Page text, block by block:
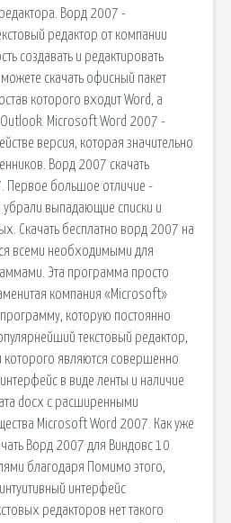
Ворд 2007 -
редактор от компании
создавать и редактировать
скачать офисный пакет
которого входит Word, а
Outlook. Microsoft Word 2007 -
версия, которая значительно
Ворд 2007 скачать
Первое большое отличие -
убрали выпадающие списки и
Скачать бесплатно ворд 2007 на
всеми необходимыми для
Эта программа просто
компания «Microsoft»
которую постоянно
текстовый редактор,
которого являются совершенно
в виде ленты и наличие
docx с расширенными
Microsoft Word 2007. Как уже
Ворд 2007 для Виндовс 10
благодаря Помимо этого,
интерфейс
редакторов нет такого